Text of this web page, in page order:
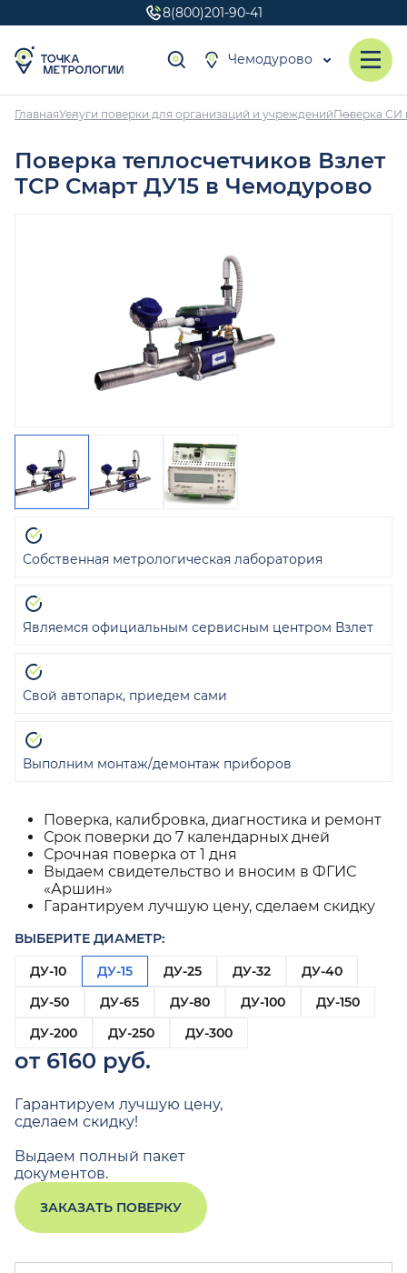
8(800)201-90-41
Чемодурово
ГлавнаяУслуги поверки для организаций и учрежденийПоверка СИ
Поверка теплосчетчиков Взлет
ТСР Смарт ДУ15 в Чемодурово
Поверка, калибровка, диагностика и ремонт
Срок поверки до 7 календарных дней
Срочная поверка от 1 дня
Выдаем свидетельство и вносим в ФГИС
«Аршин»
Гарантируем лучшую цену, сделаем скидку
ВЫБЕРИТЕ ДИАМЕТР:
ДУ-10
ДУ-15 ДУ-25 ДУ-32
ДУ-40
ДУ-50
ДУ-65 ДУ-80 ДУ-100
ДУ-150
ДУ-200
ДУ-250 ДУ-300
от 6160 руб.
Гарантируем лучшую цену,
сделаем скидку!
Выдаем полный пакет
документов.
ЗАКАЗАТЬ ПОВЕРКУ
Собственная метрологическая лаборатория
Являемся официальным сервисным центром Взлет
Свой автопарк, приедем сами
Выполним монтаж/демонтаж приборов